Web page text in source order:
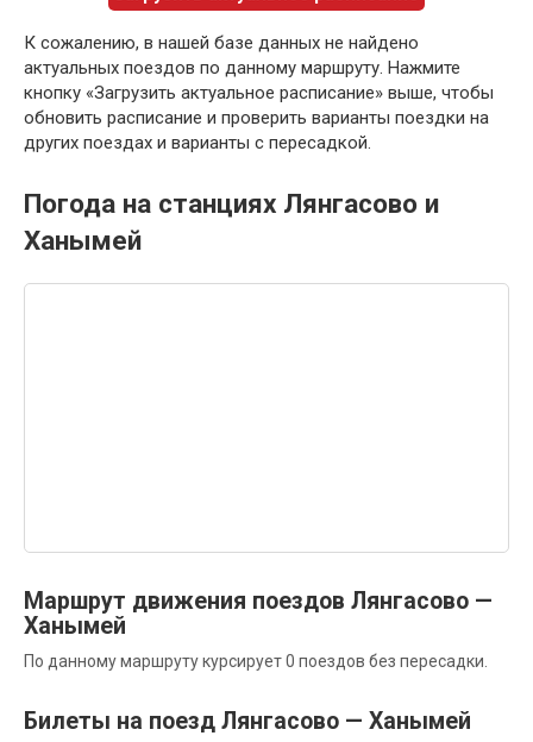
К сожалению, в нашей базе данных не найдено
актуальных поездов по данному маршруту. Нажмите
кнопку «Загрузить актуальное расписание» выше, чтобы
обновить расписание и проверить варианты поездки на
других поездах и варианты с пересадкой.
Погода на станциях Лянгасово и
Ханымей
Маршрут движения поездов Лянгасово —
Ханымей
По данному маршруту курсирует 0 поездов без пересадки.
Билеты на поезд Лянгасово — Ханымей